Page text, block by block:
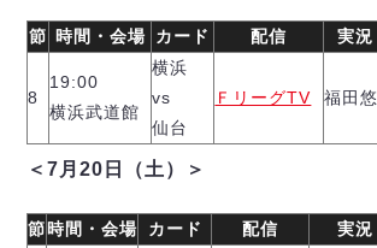
ペスカドーラ町田
湘南ベルマーレ
ボアルース長野
名古屋オーシャンズ
シュライカー大阪
ボルクバレット北九州
バサジィ大分
FOLLOW US!
節 時間・会場 カード 配信 実況
8
19:00
横浜武道館
横浜
vs
仙台
ＦリーグTV 福田悠
＜7月20日（土）＞
節時間・会場 カード 配信 実況